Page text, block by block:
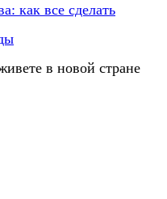
как все сделать
в новой стране